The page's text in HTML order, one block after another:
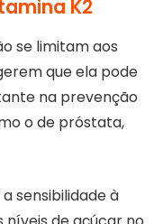
K2
se limitam aos
que ela pode
na prevenção
o de próstata,
sensibilidade à